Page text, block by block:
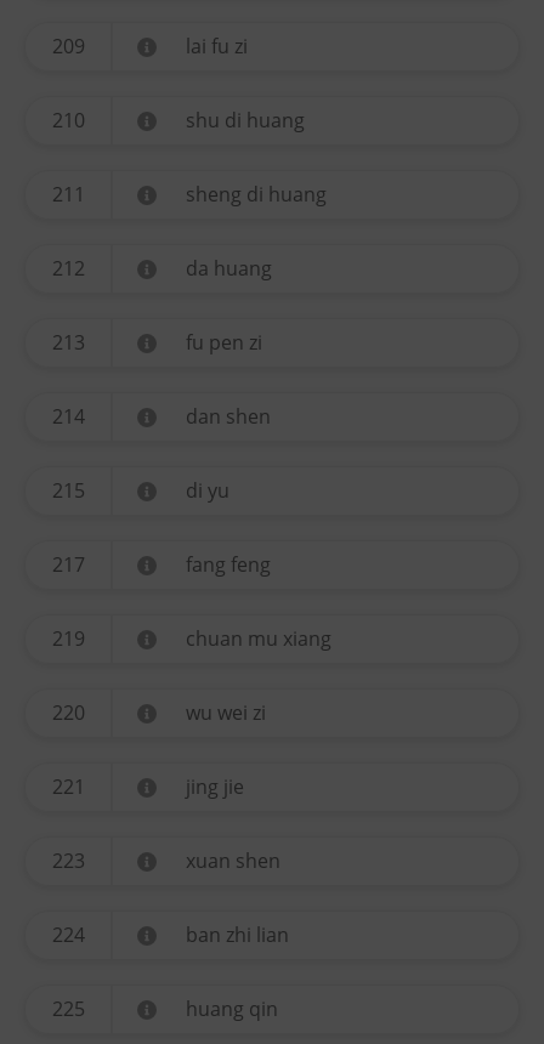
209 lai fu zi
210 shu di huang
211 sheng di huang
212 da huang
213 fu pen zi
214 dan shen
215 di yu
217 fang feng
219 chuan mu xiang
220 wu wei zi
221 jing jie
223 xuan shen
224 ban zhi lian
225 huang qin